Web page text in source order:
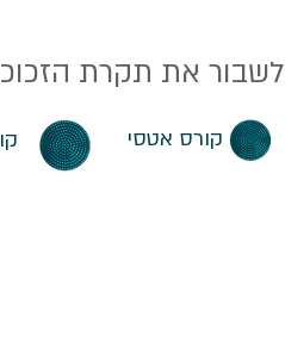
לשבור את תקרת
קורס אטסי